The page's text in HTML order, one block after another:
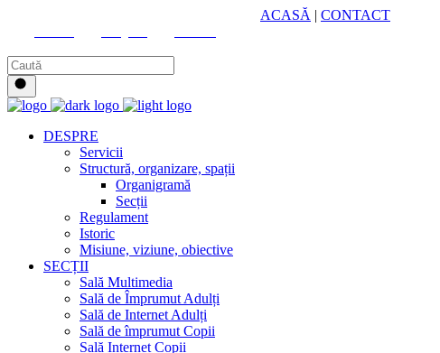
ACASĂ | CONTACT
DESPRE
Servicii
Structură, organizare, spații
Organigramă
Secții
Regulament
Istoric
Misiune, viziune, obiective
SECȚII
Sală Multimedia
Sală de Împrumut Adulți
Sală de Internet Adulți
Sală de împrumut Copii
Sală Internet Copii